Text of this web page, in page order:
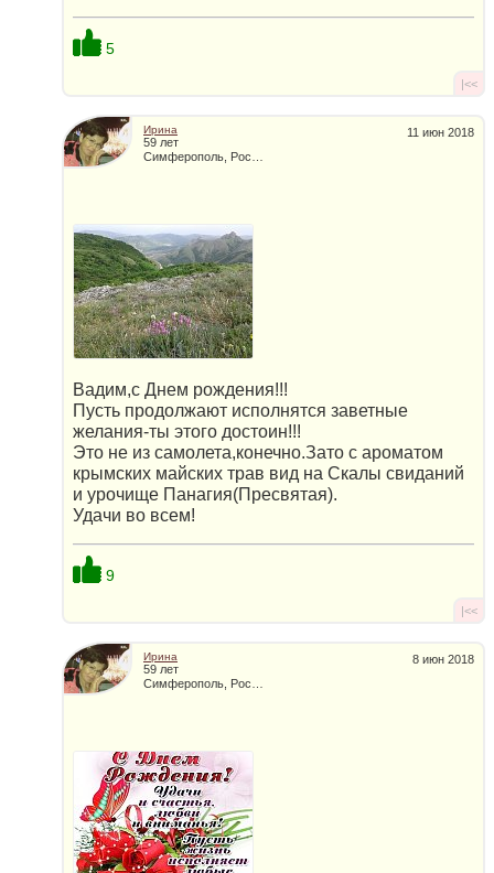
5
|<<
11 июн 2018
Ирина
59 лет
Вадим,с Днем рождения!!!
Пусть продолжают исполнятся заветные
желания-ты этого достоин!!!
Это не из самолета,конечно.Зато с ароматом
крымских майских трав вид на Скалы свиданий
и урочище Панагия(Пресвятая).
Удачи во всем!
9
|<<
8 июн 2018
Ирина
59 лет